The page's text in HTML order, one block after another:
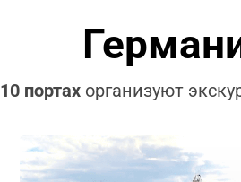
10 портахорганизуют